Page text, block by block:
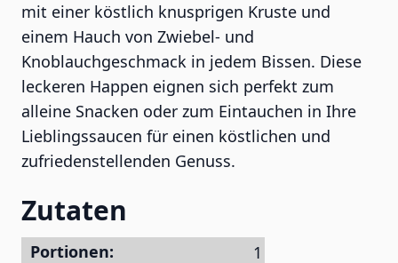
mit einer köstlich knusprigen Kruste und
einem Hauch von Zwiebel- und
Knoblauchgeschmack in jedem Bissen. Diese
leckeren Happen eignen sich perfekt zum
alleine Snacken oder zum Eintauchen in Ihre
Lieblingssaucen für einen köstlichen und
zufriedenstellenden Genuss.
Zutaten
Portionen: